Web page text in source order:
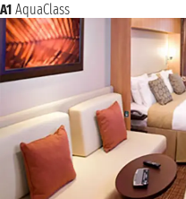
A1 AquaClass